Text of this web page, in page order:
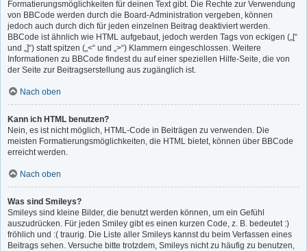
Formatierungsmöglichkeiten für deinen Text gibt. Die Rechte zur Verwendung
von BBCode werden durch die Board-Administration vergeben, können
jedoch auch durch dich für jeden einzelnen Beitrag deaktiviert werden.
BBCode ist ähnlich wie HTML aufgebaut, jedoch werden Tags von eckigen („[“
und „]“) statt spitzen („<“ und „>“) Klammern eingeschlossen. Weitere
Informationen zu BBCode findest du auf einer speziellen Hilfe-Seite, die von
der Seite zur Beitragserstellung aus zugänglich ist.
Nach oben
Kann ich HTML benutzen?
Nein, es ist nicht möglich, HTML-Code in Beiträgen zu verwenden. Die
meisten Formatierungsmöglichkeiten, die HTML bietet, können über BBCode
erreicht werden.
Nach oben
Was sind Smileys?
Smileys sind kleine Bilder, die benutzt werden können, um ein Gefühl
auszudrücken. Für jeden Smiley gibt es einen kurzen Code, z. B. bedeutet :)
fröhlich und :( traurig. Die Liste aller Smileys kannst du beim Verfassen eines
Beitrags sehen. Versuche bitte trotzdem, Smileys nicht zu häufig zu benutzen,